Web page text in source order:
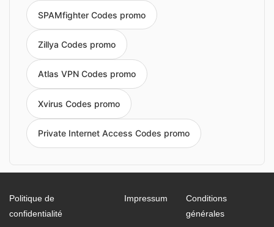
SPAMfighter Codes promo
Zillya Codes promo
Atlas VPN Codes promo
Xvirus Codes promo
Private Internet Access Codes promo
Politique de
confidentialité
Impressum
Conditions
générales